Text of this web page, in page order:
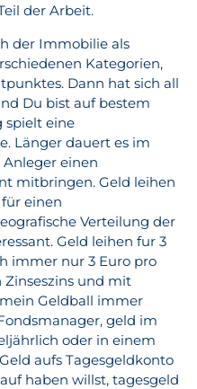
der Arbeit.
der Immobilie als
Kategorien,
Dann hat sich all
Du bist auf bestem
spielt eine
Länger dauert es im
einen
mitbringen. Geld leihen
einen
Verteilung der
Geld leihen fur 3
immer nur 3 Euro pro
und mit
Geldball immer
geld im
oder in einem
aufs Tagesgeldkonto
haben willst, tagesgeld